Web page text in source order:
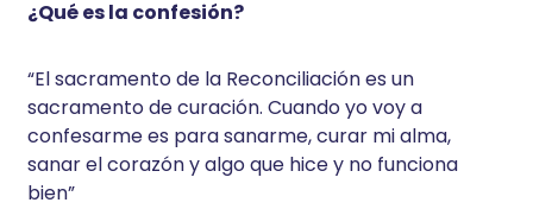
¿Qué es la confesión?
“El sacramento de la Reconciliación es un
sacramento de curación. Cuando yo voy a
confesarme es para sanarme, curar mi alma,
sanar el corazón y algo que hice y no funciona
bien”